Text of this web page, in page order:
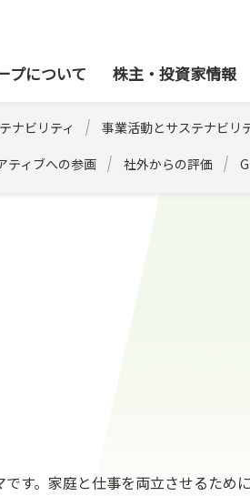
プについて 株主・投資家情報
ナビリティ
事業活動とサステナビリ
ティブへの参画 社外からの評価
す。家庭と仕事を両立させるた